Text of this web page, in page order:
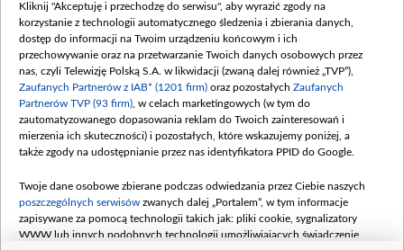
(wpłata wrzesień 100 mln, październik 350
mln, listopad 265 mln)
Dofinansowanie 48 862 000,00 PLN
Data podpisania umowy: GRUDZIEŃ 2025
(wpłata grudzień 60,548 mln)
Dofinansowanie 900 000 000,00 PLN
Data podpisania umowy: LUTY 2026 (wpłata
kwiecień 180 mln, 7 maja 180 mln, 8
czerwca 90 mln)
Dofinansowanie 250 000 000,00 PLN
Kliknij "Akceptuję i przechodzę do serwisu", aby wyrazić zgody na
korzystanie z technologii automatycznego śledzenia i zbierania danych,
dostęp do informacji na Twoim urządzeniu końcowym i ich
przechowywanie oraz na przetwarzanie Twoich danych osobowych przez
nas, czyli Telewizję Polską S.A. w likwidacji (zwaną dalej również „TVP”),
Zaufanych Partnerów z IAB* (1201 firm) oraz pozostałych Zaufanych
Partnerów TVP (93 firm) , w celach marketingowych (w tym do
zautomatyzowanego dopasowania reklam do Twoich zainteresowań i
mierzenia ich skuteczności) i pozostałych, które wskazujemy poniżej, a
także zgody na udostępnianie przez nas identyfikatora PPID do Google.
Twoje dane osobowe zbierane podczas odwiedzania przez Ciebie naszych
poszczególnych serwisów zwanych dalej „Portalem”, w tym informacje
zapisywane za pomocą technologii takich jak: pliki cookie, sygnalizatory
WWW lub innych podobnych technologii umożliwiających świadczenie